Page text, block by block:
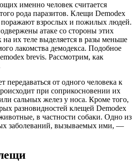
именно человек считается
рода паразитов. Клещи Demodex
взрослых и пожилых людей.
атаке со стороны этих
на их теле выделяется в разы меньше
лакомства демодекса. Подобное
brevis. Рассмотрим, как
от одного человека к
при соприкосновении их
сальных желез у носа. Кроме того,
разновидностей клещей Demodex
в частности собаки. Одно из
заболеваний, вызываемых ими, —